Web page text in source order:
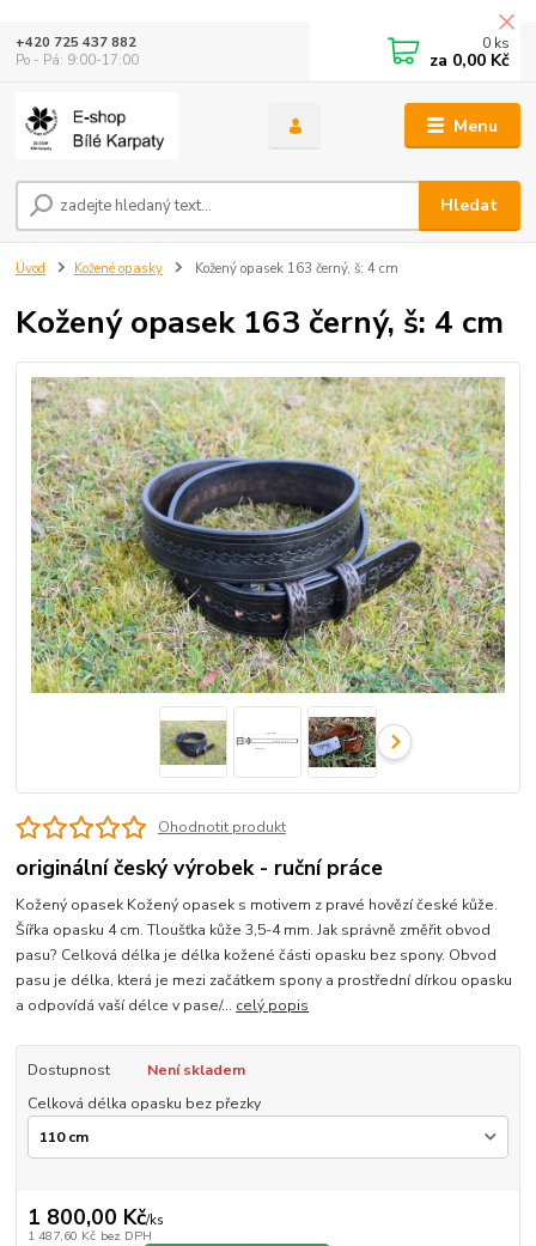
Menu
Hledat
+420 725 437 882
Po - Pá: 9:00-17:00
0 ks
za 0,00 Kč
Úvod Kožené opasky Kožený opasek 163 černý, š: 4 cm
Kožený opasek 163 černý, š: 4 cm
Ohodnotit produkt
originální český výrobek - ruční práce
Kožený opasek Kožený opasek s motivem z pravé hovězí české kůže.
Šířka opasku 4 cm. Tloušťka kůže 3,5-4 mm. Jak správně změřit obvod
pasu? Celková délka je délka kožené části opasku bez spony. Obvod
pasu je délka, která je mezi začátkem spony a prostřední dírkou opasku
a odpovídá vaší délce v pase/... celý popis
Dostupnost
Není skladem
Celková délka opasku bez přezky
1 800,00 Kč/ks
1 487,60 Kč bez DPH